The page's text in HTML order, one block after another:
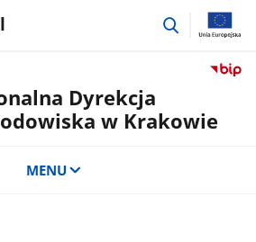
przejdź
Dyrekcja
w Krakowie
MENU